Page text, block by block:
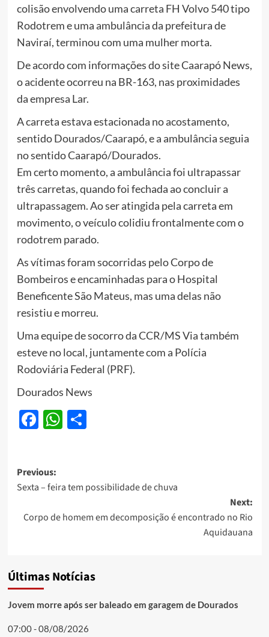
colisão envolvendo uma carreta FH Volvo 540 tipo
Rodotrem e uma ambulância da prefeitura de
Naviraí, terminou com uma mulher morta.
De acordo com informações do site Caarapó News,
o acidente ocorreu na BR-163, nas proximidades
da empresa Lar.
A carreta estava estacionada no acostamento,
sentido Dourados/Caarapó, e a ambulância seguia
no sentido Caarapó/Dourados.
Em certo momento, a ambulância foi ultrapassar
três carretas, quando foi fechada ao concluir a
ultrapassagem. Ao ser atingida pela carreta em
movimento, o veículo colidiu frontalmente com o
rodotrem parado.
As vítimas foram socorridas pelo Corpo de
Bombeiros e encaminhadas para o Hospital
Beneficente São Mateus, mas uma delas não
resistiu e morreu.
Uma equipe de socorro da CCR/MS Via também
esteve no local, juntamente com a Polícia
Rodoviária Federal (PRF).
Dourados News
Facebook
WhatsApp
Share
Post
navigation
Previous:
Sexta – feira tem possibilidade de chuva
Next:
Corpo de homem em decomposição é encontrado no Rio
Aquidauana
Últimas Notícias
Jovem morre após ser baleado em garagem de Dourados
07:00 - 08/08/2026